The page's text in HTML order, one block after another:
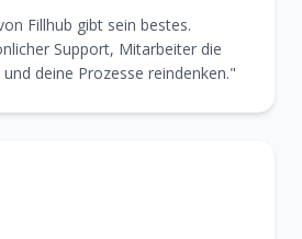
Fillhub gibt sein bestes.
Support, Mitarbeiter die
deine Prozesse reindenken."